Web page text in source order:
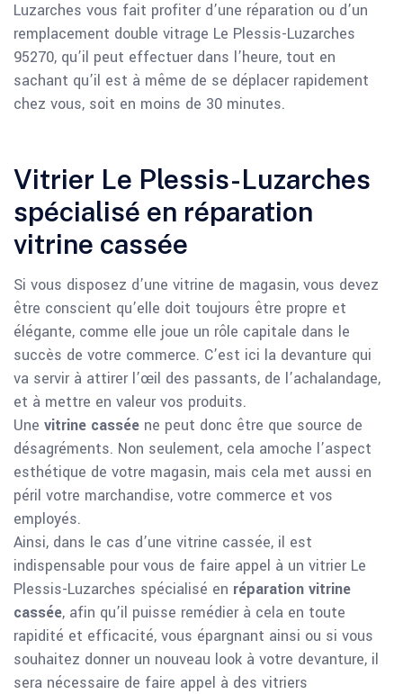
Luzarches vous fait profiter d’une réparation ou d’un
remplacement double vitrage Le Plessis-Luzarches
95270, qu’il peut effectuer dans l’heure, tout en
sachant qu’il est à même de se déplacer rapidement
chez vous, soit en moins de 30 minutes.
Vitrier Le Plessis-Luzarches
spécialisé en réparation
vitrine cassée
Si vous disposez d’une vitrine de magasin, vous devez
être conscient qu’elle doit toujours être propre et
élégante, comme elle joue un rôle capitale dans le
succès de votre commerce. C’est ici la devanture qui
va servir à attirer l’œil des passants, de l’achalandage,
et à mettre en valeur vos produits.
Une vitrine cassée ne peut donc être que source de
désagréments. Non seulement, cela amoche l’aspect
esthétique de votre magasin, mais cela met aussi en
péril votre marchandise, votre commerce et vos
employés.
Ainsi, dans le cas d’une vitrine cassée, il est
indispensable pour vous de faire appel à un vitrier Le
Plessis-Luzarches spécialisé en réparation vitrine
cassée, afin qu’il puisse remédier à cela en toute
rapidité et efficacité, vous épargnant ainsi ou si vous
souhaitez donner un nouveau look à votre devanture, il
sera nécessaire de faire appel à des vitriers